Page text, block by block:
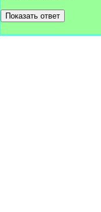
Показать ответ